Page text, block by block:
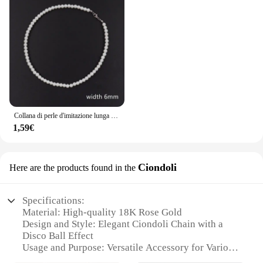
Collana di perle d'imitazione lunga transfrontaliera unisex temperamento di lusso leggero versatile catena del collo gioielli all'ingrosso
1,59€
Here are the products found in the Ciondoli
Specifications:
Material: High-quality 18K Rose Gold
Design and Style: Elegant Ciondoli Chain with a
Disco Ball Effect
Usage and Purpose: Versatile Accessory for Various